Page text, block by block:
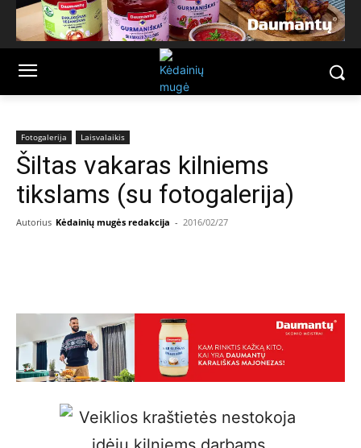
Fotogalerija Laisvalaikis
Šiltas vakaras kilniems
tikslams (su fotogalerija)
Autorius Kėdainių mugės redakcija - 2016/02/27